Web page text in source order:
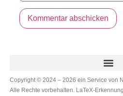
Copyright © 2024 – 2026 ein Service von
Alle Rechte vorbehalten. LaTeX-